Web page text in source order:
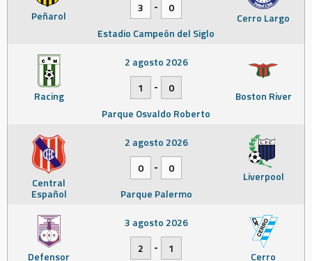
Peñarol Cerro Largo
3
-
0
Estadio Campeón del Siglo
Racing Boston River
2 agosto 2026
1
-
0
Parque Osvaldo Roberto
Central
Español
Liverpool
2 agosto 2026
0
-
0
Parque Palermo
Defensor Cerro
3 agosto 2026
2
-
1